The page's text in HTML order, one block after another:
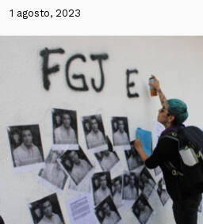
1 agosto, 2023